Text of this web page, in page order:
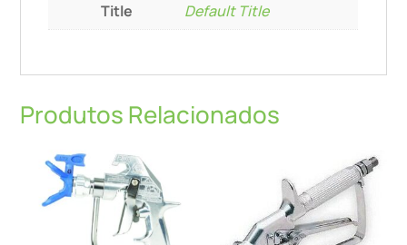
ponta
ponta
Title
Default Title
Produtos Relacionados